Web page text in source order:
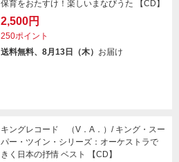
保育をおたすけ！楽しいまなびうた 【CD】
2,500円
250ポイント
送料無料、8月13日（木） お届け
キングレコード （V．A．）/ キング・スー
パー・ツイン・シリーズ：オーケストラで
きく日本の抒情 ベスト 【CD】